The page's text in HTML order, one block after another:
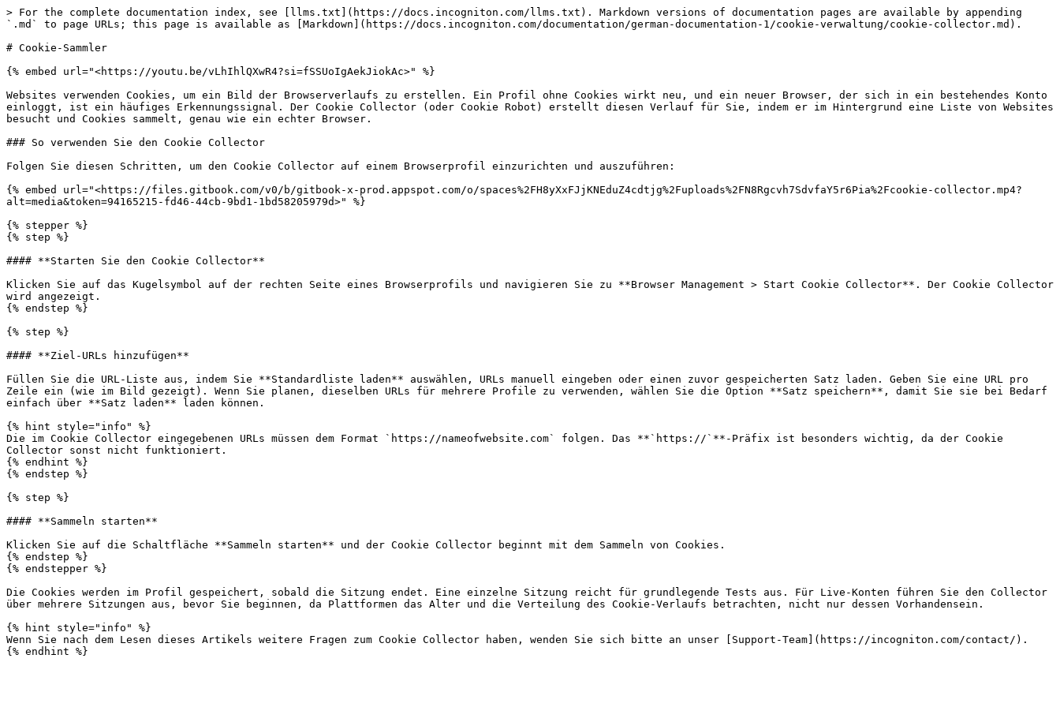
> For the complete documentation index, see [llms.txt](https://docs.incogniton.com/llms.txt). Markdown versions of documentation pages are available by appending
`.md` to page URLs; this page is available as [Markdown](https://docs.incogniton.com/documentation/german-documentation-1/cookie-verwaltung/cookie-collector.md).
# Cookie-Sammler
{% embed url="<https://youtu.be/vLhIhlQXwR4?si=fSSUoIgAekJiokAc>" %}
Websites verwenden Cookies, um ein Bild der Browserverlaufs zu erstellen. Ein Profil ohne Cookies wirkt neu, und ein neuer Browser, der sich in ein bestehendes Konto
einloggt, ist ein häufiges Erkennungssignal. Der Cookie Collector (oder Cookie Robot) erstellt diesen Verlauf für Sie, indem er im Hintergrund eine Liste von Websites
besucht und Cookies sammelt, genau wie ein echter Browser.
### So verwenden Sie den Cookie Collector
Folgen Sie diesen Schritten, um den Cookie Collector auf einem Browserprofil einzurichten und auszuführen:
{% embed url="<https://files.gitbook.com/v0/b/gitbook-x-prod.appspot.com/o/spaces%2FH8yXxFJjKNEduZ4cdtjg%2Fuploads%2FN8Rgcvh7SdvfaY5r6Pia%2Fcookie-collector.mp4?
alt=media&token=94165215-fd46-44cb-9bd1-1bd58205979d>" %}
{% stepper %}
{% step %}
#### **Starten Sie den Cookie Collector**
Klicken Sie auf das Kugelsymbol auf der rechten Seite eines Browserprofils und navigieren Sie zu **Browser Management > Start Cookie Collector**. Der Cookie Collector
wird angezeigt.
{% endstep %}
{% step %}
#### **Ziel-URLs hinzufügen**
Füllen Sie die URL-Liste aus, indem Sie **Standardliste laden** auswählen, URLs manuell eingeben oder einen zuvor gespeicherten Satz laden. Geben Sie eine URL pro
Zeile ein (wie im Bild gezeigt). Wenn Sie planen, dieselben URLs für mehrere Profile zu verwenden, wählen Sie die Option **Satz speichern**, damit Sie sie bei Bedarf
einfach über **Satz laden** laden können.
{% hint style="info" %}
Die im Cookie Collector eingegebenen URLs müssen dem Format `https://nameofwebsite.com` folgen. Das **`https://`**-Präfix ist besonders wichtig, da der Cookie
Collector sonst nicht funktioniert.
{% endhint %}
{% endstep %}
{% step %}
#### **Sammeln starten**
Klicken Sie auf die Schaltfläche **Sammeln starten** und der Cookie Collector beginnt mit dem Sammeln von Cookies.
{% endstep %}
{% endstepper %}
Die Cookies werden im Profil gespeichert, sobald die Sitzung endet. Eine einzelne Sitzung reicht für grundlegende Tests aus. Für Live-Konten führen Sie den Collector
über mehrere Sitzungen aus, bevor Sie beginnen, da Plattformen das Alter und die Verteilung des Cookie-Verlaufs betrachten, nicht nur dessen Vorhandensein.
{% hint style="info" %}
Wenn Sie nach dem Lesen dieses Artikels weitere Fragen zum Cookie Collector haben, wenden Sie sich bitte an unser [Support-Team](https://incogniton.com/contact/).